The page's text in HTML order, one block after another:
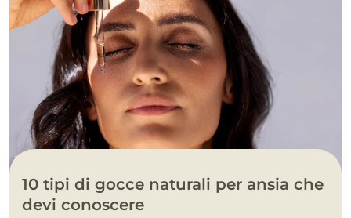
10 tipi di gocce naturali per ansia che
devi conoscere